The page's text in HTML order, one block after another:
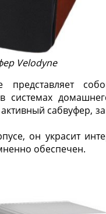
Velodyne
представляет
системах
сабвуфер,
он украсит
обеспечен.